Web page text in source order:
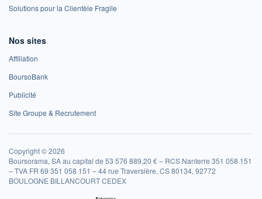
Solutions pour la Clientèle Fragile
Nos sites
Affiliation
BoursoBank
Publicité
Site Groupe & Recrutement
Copyright © 2026
Boursorama, SA au capital de 53 576 889,20 € – RCS Nanterre 351 058 151
– TVA FR 69 351 058 151 – 44 rue Traversière, CS 80134, 92772
BOULOGNE BILLANCOURT CEDEX